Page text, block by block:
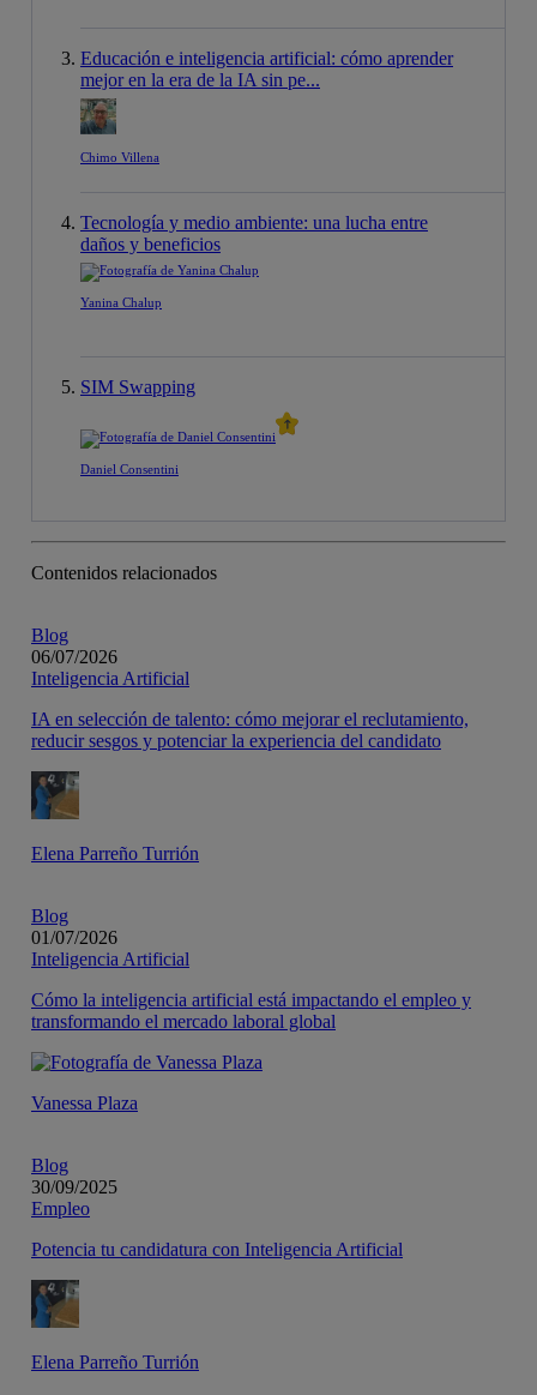
Educación e inteligencia artificial: cómo aprender
mejor en la era de la IA sin pe...
Chimo Villena
Tecnología y medio ambiente: una lucha entre
daños y beneficios
Yanina Chalup
SIM Swapping
Daniel Consentini
Contenidos relacionados
Blog
06/07/2026
Inteligencia Artificial
IA en selección de talento: cómo mejorar el reclutamiento,
reducir sesgos y potenciar la experiencia del candidato
Elena Parreño Turrión
Blog
01/07/2026
Inteligencia Artificial
Cómo la inteligencia artificial está impactando el empleo y
transformando el mercado laboral global
Vanessa Plaza
Blog
30/09/2025
Empleo
Potencia tu candidatura con Inteligencia Artificial
Elena Parreño Turrión